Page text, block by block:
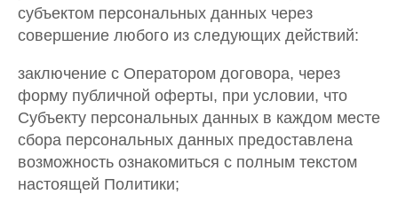
субъектом персональных данных через
совершение любого из следующих действий:
заключение с Оператором договора, через
форму публичной оферты, при условии, что
Субъекту персональных данных в каждом месте
сбора персональных данных предоставлена
возможность ознакомиться с полным текстом
настоящей Политики;